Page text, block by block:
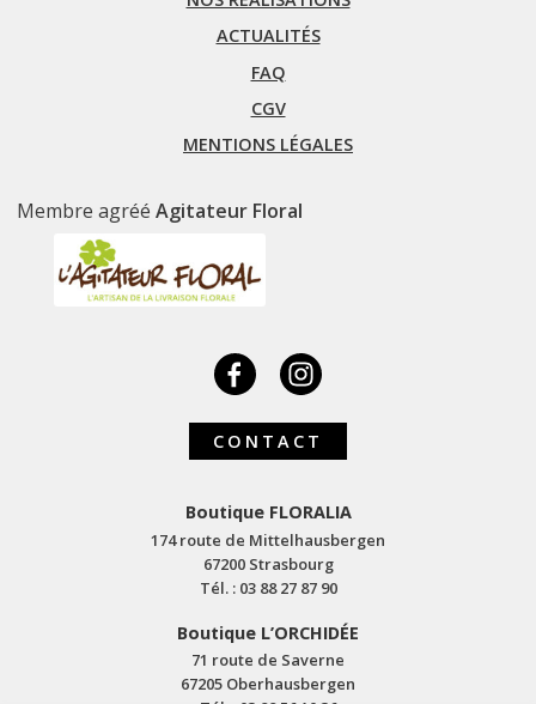
ACTUALITÉS
FAQ
CGV
MENTIONS LÉGALES
Membre agrééAgitateur Floral
CONTACT
Boutique FLORALIA
174 route de Mittelhausbergen
67200 Strasbourg
Tél. : 03 88 27 87 90
Boutique L’ORCHIDÉE
71 route de Saverne
67205 Oberhausbergen